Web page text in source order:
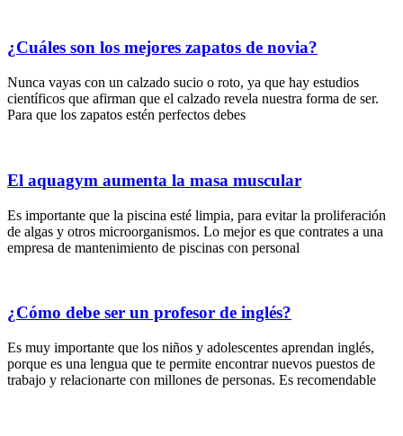
¿Cuáles son los mejores zapatos de novia?
Nunca vayas con un calzado sucio o roto, ya que hay estudios
científicos que afirman que el calzado revela nuestra forma de ser.
Para que los zapatos estén perfectos debes
El aquagym aumenta la masa muscular
Es importante que la piscina esté limpia, para evitar la proliferación
de algas y otros microorganismos. Lo mejor es que contrates a una
empresa de mantenimiento de piscinas con personal
¿Cómo debe ser un profesor de inglés?
Es muy importante que los niños y adolescentes aprendan inglés,
porque es una lengua que te permite encontrar nuevos puestos de
trabajo y relacionarte con millones de personas. Es recomendable